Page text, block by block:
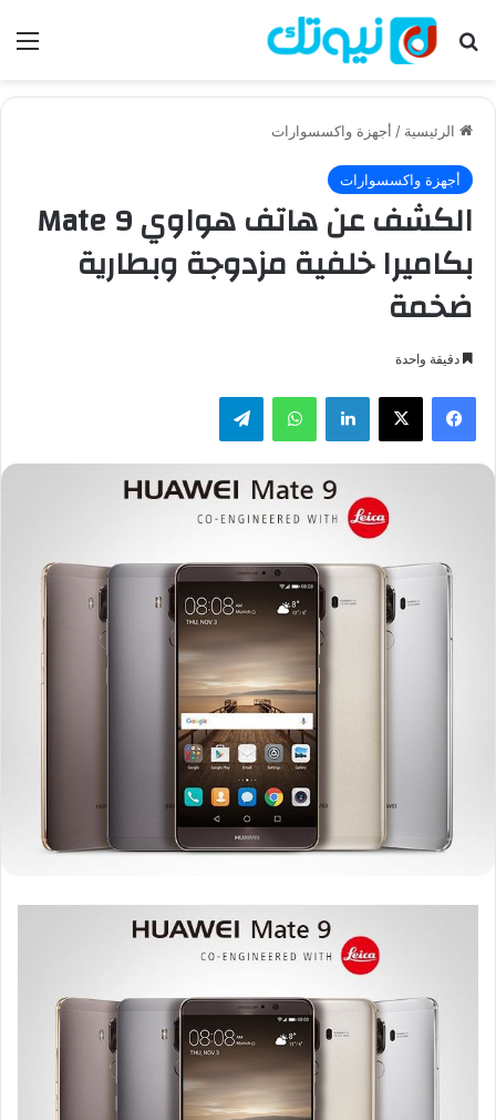
بحث عن
الرئيسية / أجهزة واكسسوارات
أجهزة واكسسوارات
الكشف عن هاتف هواوي Mate 9
بكاميرا خلفية مزدوجة وبطارية
ضخمة
دقيقة واحدة
فيسبوك لينكدإن واتساب